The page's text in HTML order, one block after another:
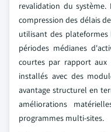
revalidation du
compression des délais
utilisant des
périodes médianes
courtes par rapport aux
installés avec des
avantage structurel en
améliorations
programmes multi-sites.